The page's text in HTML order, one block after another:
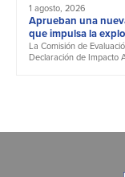
1 agosto, 2026
Aprueban una
que impulsa la
La Comisión de
Declaración de Impacto